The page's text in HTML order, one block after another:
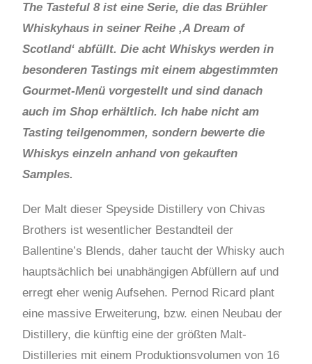
The Tasteful 8 ist eine Serie, die das Brühler
Whiskyhaus in seiner Reihe ‚A Dream of
Scotland‘ abfüllt. Die acht Whiskys werden in
besonderen Tastings mit einem abgestimmten
Gourmet-Menü vorgestellt und sind danach
auch im Shop erhältlich. Ich habe nicht am
Tasting teilgenommen, sondern bewerte die
Whiskys einzeln anhand von gekauften
Samples.
Der Malt dieser Speyside Distillery von Chivas
Brothers ist wesentlicher Bestandteil der
Ballentine’s Blends, daher taucht der Whisky auch
hauptsächlich bei unabhängigen Abfüllern auf und
erregt eher wenig Aufsehen. Pernod Ricard plant
eine massive Erweiterung, bzw. einen Neubau der
Distillery, die künftig eine der größten Malt-
Distilleries mit einem Produktionsvolumen von 16